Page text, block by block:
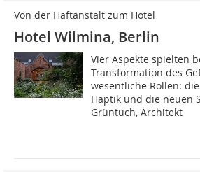
Von der Haftanstalt zum Hotel
Hotel Wilmina, Berlin
Vier Aspekte spielten
Transformation des
wesentliche Rollen:
Haptik und die neuen
Grüntuch, Architekt